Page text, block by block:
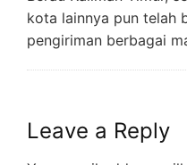
kota lainnya pun telah
pengiriman berbagai
Leave a Reply